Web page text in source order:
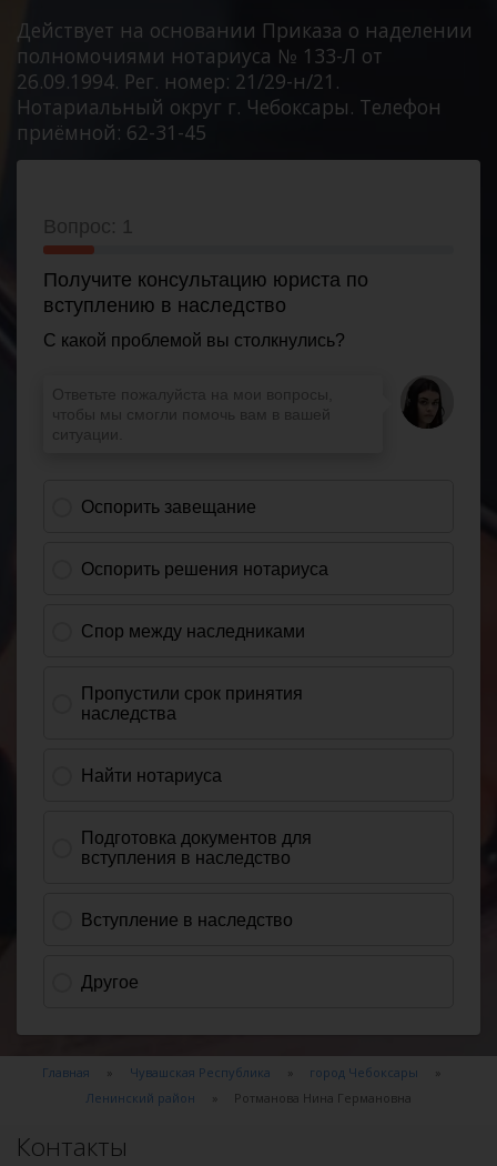
Действует на основании Приказа о наделении
полномочиями нотариуса № 133-Л от
26.09.1994. Рег. номер: 21/29-н/21.
Нотариальный округ г. Чебоксары. Телефон
приёмной: 62-31-45
Главная Чувашская Республика
город Чебоксары
Ленинский район
Ротманова Нина Германовна
Контакты